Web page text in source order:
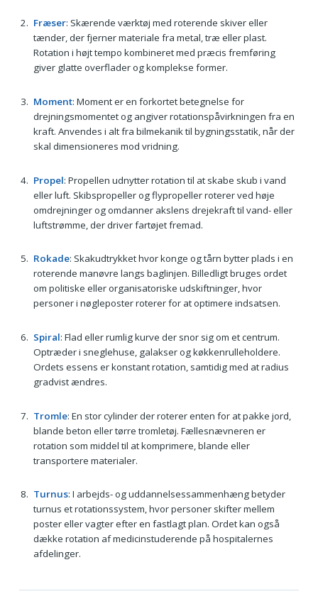
Fræser: Skærende værktøj med roterende skiver eller
tænder, der fjerner materiale fra metal, træ eller plast.
Rotation i højt tempo kombineret med præcis fremføring
giver glatte overflader og komplekse former.
Moment: Moment er en forkortet betegnelse for
drejningsmomentet og angiver rotationspåvirkningen fra en
kraft. Anvendes i alt fra bilmekanik til bygningsstatik, når der
skal dimensioneres mod vridning.
Propel: Propellen udnytter rotation til at skabe skub i vand
eller luft. Skibspropeller og flypropeller roterer ved høje
omdrejninger og omdanner akslens drejekraft til vand- eller
luftstrømme, der driver fartøjet fremad.
Rokade: Skakudtrykket hvor konge og tårn bytter plads i en
roterende manøvre langs baglinjen. Billedligt bruges ordet
om politiske eller organisatoriske udskiftninger, hvor
personer i nøgleposter roterer for at optimere indsatsen.
Spiral: Flad eller rumlig kurve der snor sig om et centrum.
Optræder i sneglehuse, galakser og køkkenrulleholdere.
Ordets essens er konstant rotation, samtidig med at radius
gradvist ændres.
Tromle: En stor cylinder der roterer enten for at pakke jord,
blande beton eller tørre tromletøj. Fællesnævneren er
rotation som middel til at komprimere, blande eller
transportere materialer.
Turnus: I arbejds- og uddannelsessammenhæng betyder
turnus et rotationssystem, hvor personer skifter mellem
poster eller vagter efter en fastlagt plan. Ordet kan også
dække rotation af medicinstuderende på hospitalernes
afdelinger.